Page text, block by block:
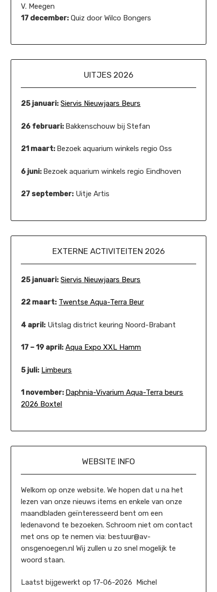
V. Meegen
17 december: Quiz door Wilco Bongers
UITJES 2026
25 januari: Siervis Nieuwjaars Beurs
26 februari: Bakkenschouw bij Stefan
21 maart: Bezoek aquarium winkels regio Oss
6 juni: Bezoek aquarium winkels regio Eindhoven
27 september: Uitje Artis
EXTERNE ACTIVITEITEN 2026
25 januari: Siervis Nieuwjaars Beurs
22 maart: Twentse Aqua-Terra Beur
4 april: Uitslag district keuring Noord-Brabant
17 – 19 april: Aqua Expo XXL Hamm
5 juli: Limbeurs
1 november: Daphnia-Vivarium Aqua-Terra beurs
2026 Boxtel
WEBSITE INFO
Welkom op onze website. We hopen dat u na het
lezen van onze nieuws items en enkele van onze
maandbladen geïnteresseerd bent om een
ledenavond te bezoeken. Schroom niet om contact
met ons op te nemen via: bestuur@av-
onsgenoegen.nl Wij zullen u zo snel mogelijk te
woord staan.
Laatst bijgewerkt op 17-06-2026 Michel